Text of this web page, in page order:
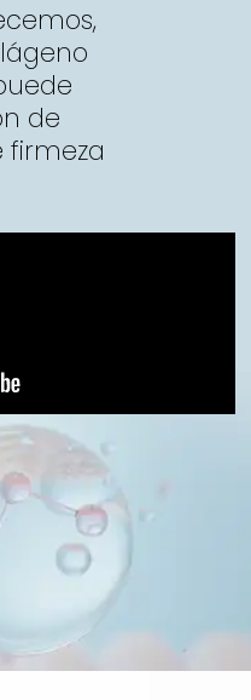
de
firmeza